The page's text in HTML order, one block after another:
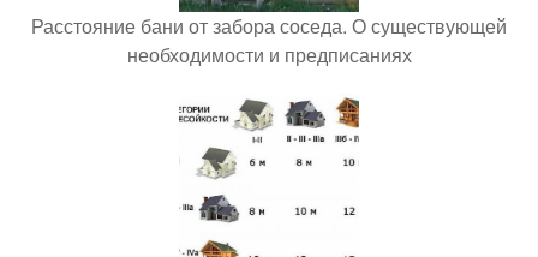
Расстояние бани от забора соседа. О существующей
необходимости и предписаниях